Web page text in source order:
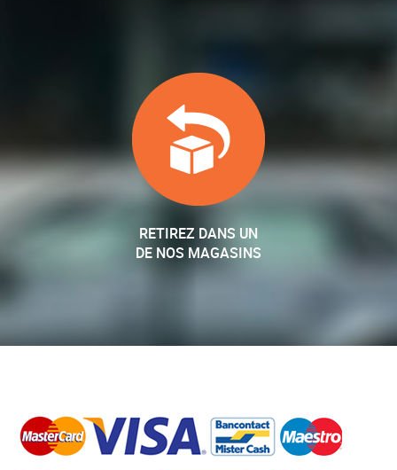
RETIREZ DANS UN
DE NOS MAGASINS